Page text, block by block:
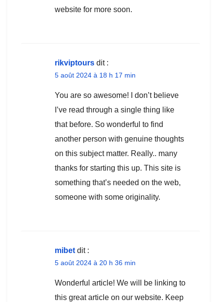
website for more soon.
rikviptours dit :
5 août 2024 à 18 h 17 min
You are so awesome! I don’t believe
I’ve read through a single thing like
that before. So wonderful to find
another person with genuine thoughts
on this subject matter. Really.. many
thanks for starting this up. This site is
something that’s needed on the web,
someone with some originality.
mibet dit :
5 août 2024 à 20 h 36 min
Wonderful article! We will be linking to
this great article on our website. Keep